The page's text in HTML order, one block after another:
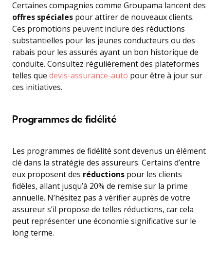
Certaines compagnies comme Groupama lancent des
offres spéciales pour attirer de nouveaux clients.
Ces promotions peuvent inclure des réductions
substantielles pour les jeunes conducteurs ou des
rabais pour les assurés ayant un bon historique de
conduite. Consultez régulièrement des plateformes
telles que devis-assurance-auto pour être à jour sur
ces initiatives.
Programmes de fidélité
Les programmes de fidélité sont devenus un élément
clé dans la stratégie des assureurs. Certains d’entre
eux proposent des réductions pour les clients
fidèles, allant jusqu’à 20% de remise sur la prime
annuelle. N’hésitez pas à vérifier auprès de votre
assureur s’il propose de telles réductions, car cela
peut représenter une économie significative sur le
long terme.